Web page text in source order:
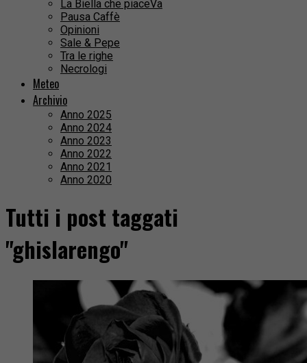
La Biella che piaceVa
Pausa Caffè
Opinioni
Sale & Pepe
Tra le righe
Necrologi
Meteo
Archivio
Anno 2025
Anno 2024
Anno 2023
Anno 2022
Anno 2021
Anno 2020
Tutti i post taggati
"ghislarengo"